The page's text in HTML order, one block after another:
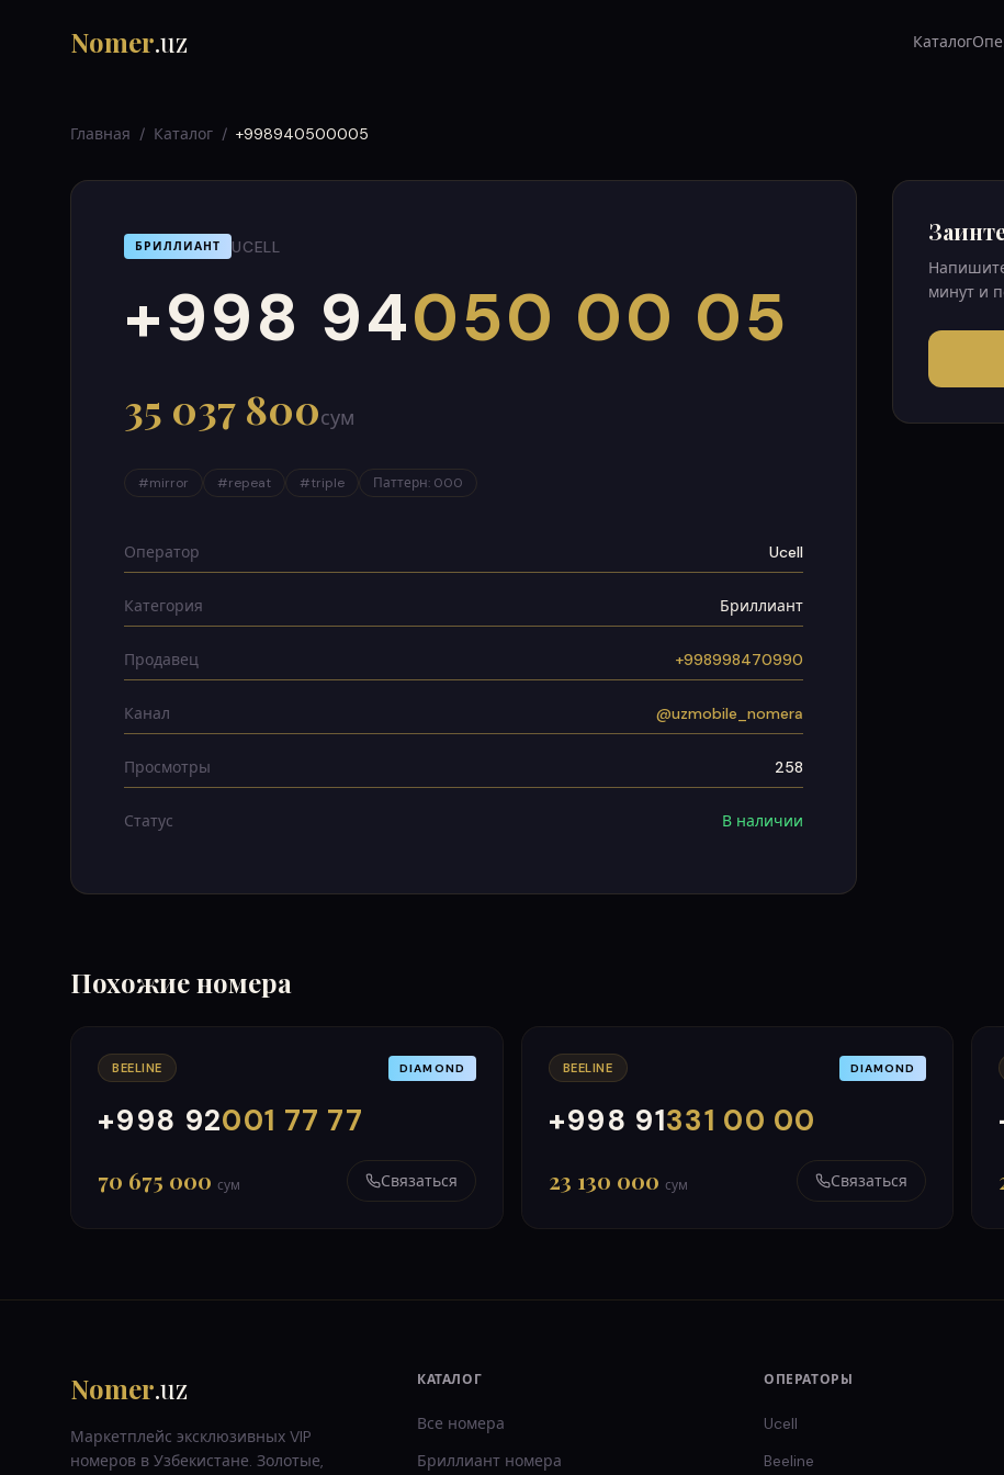
Nomer.uz Каталог
Главная / Каталог / +998940500005
БРИЛЛИАНТ UCELL
+998 94050 00 05
000
999
35 037 800сум
#mirror #repeat #triple Паттерн: 000
Оператор Ucell
Категория Бриллиант
Продавец +998998470990
Канал @uzmobile_nomera
Просмотры 258
Статус В наличии
минут и
Похожие номера
BEELINE DIAMOND
+998 92001 77 77
000
999
70 675 000 сум Связаться
BEELINE DIAMOND
+998 91331 00 00
000
999
23 130 000 сум Связаться
Nomer.uz
Маркетплейс эксклюзивных VIP
номеров в Узбекистане. Золотые,
КАТАЛОГ
Все номера
Бриллиант номера
ОПЕРАТОРЫ
Ucell
Beeline